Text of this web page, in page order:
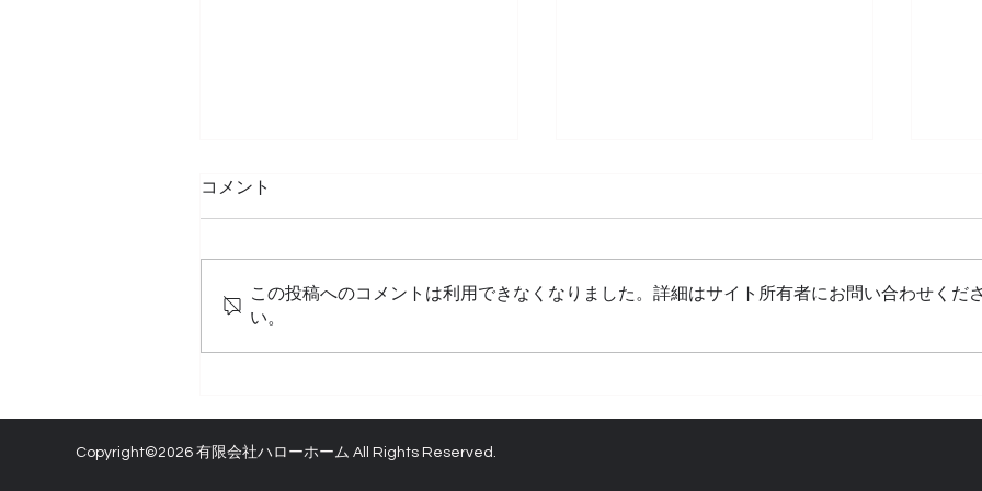
暑さ対策に！高機能外壁塗装
人気の1Dayリフォーム🚪玄
畳・
コメント
この投稿へのコメントは利用できなくなりました。詳細はサイト所有者にお問い合わせくださ
い。
Copyright©2026 有限会社ハローホーム All Rights Reserved.